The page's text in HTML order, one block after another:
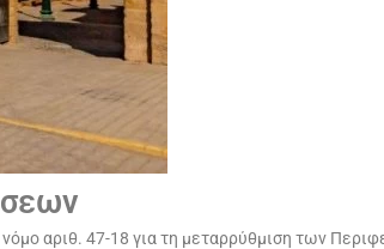
αριθ. 47-18 για τη μεταρρύθμιση των